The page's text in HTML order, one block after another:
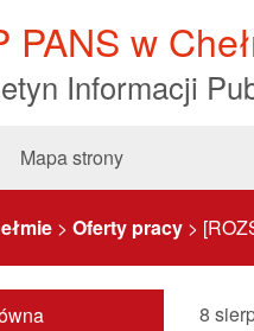
PANS w
Informacji
Mapa strony
> Oferty pracy >
8